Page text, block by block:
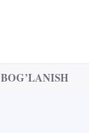
BOG’LANISH